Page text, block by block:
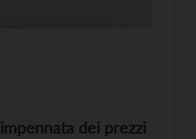
impennata dei prezzi